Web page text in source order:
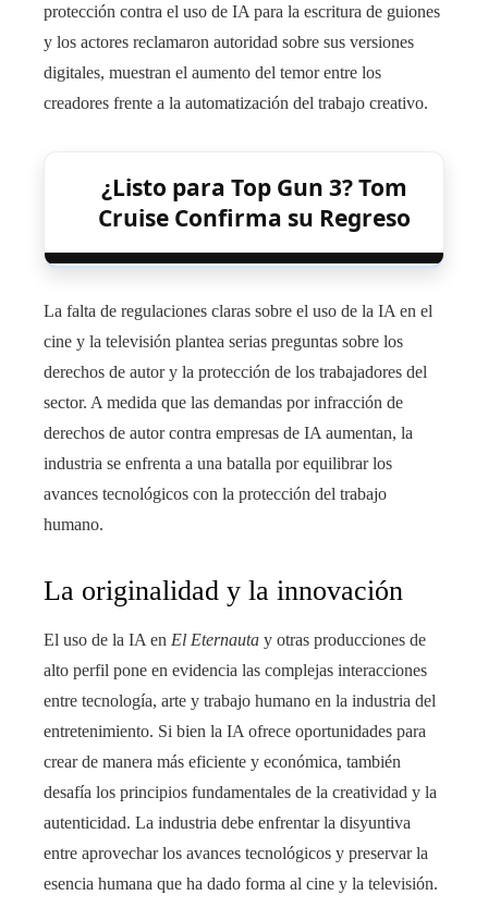
protección contra el uso de IA para la escritura de guiones
y los actores reclamaron autoridad sobre sus versiones
digitales, muestran el aumento del temor entre los
creadores frente a la automatización del trabajo creativo.
¿Listo para Top Gun 3? Tom
Cruise Confirma su Regreso
La falta de regulaciones claras sobre el uso de la IA en el
cine y la televisión plantea serias preguntas sobre los
derechos de autor y la protección de los trabajadores del
sector. A medida que las demandas por infracción de
derechos de autor contra empresas de IA aumentan, la
industria se enfrenta a una batalla por equilibrar los
avances tecnológicos con la protección del trabajo
humano.
La originalidad y la innovación
El uso de la IA en El Eternauta y otras producciones de
alto perfil pone en evidencia las complejas interacciones
entre tecnología, arte y trabajo humano en la industria del
entretenimiento. Si bien la IA ofrece oportunidades para
crear de manera más eficiente y económica, también
desafía los principios fundamentales de la creatividad y la
autenticidad. La industria debe enfrentar la disyuntiva
entre aprovechar los avances tecnológicos y preservar la
esencia humana que ha dado forma al cine y la televisión.